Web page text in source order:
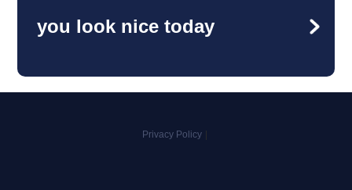
you look nice today
Privacy Policy